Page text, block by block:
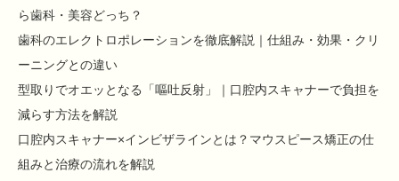
ら歯科・美容どっち？
歯科のエレクトロポレーションを徹底解説｜仕組み・効果・クリ
ーニングとの違い
型取りでオエッとなる「嘔吐反射」｜口腔内スキャナーで負担を
減らす方法を解説
口腔内スキャナー×インビザラインとは？マウスピース矯正の仕
組みと治療の流れを解説